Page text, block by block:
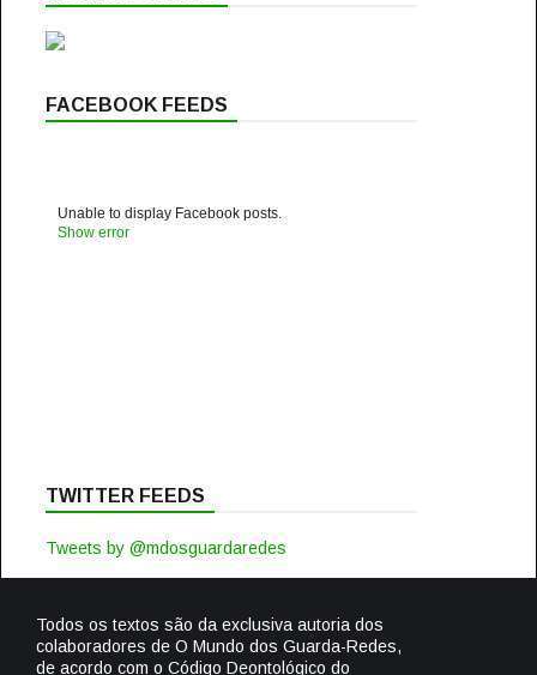
FACEBOOK FEEDS
Unable to display Facebook posts.
Show error
TWITTER FEEDS
Tweets by @mdosguardaredes
Todos os textos são da exclusiva autoria dos
colaboradores de O Mundo dos Guarda-Redes,
de acordo com o Código Deontológico do